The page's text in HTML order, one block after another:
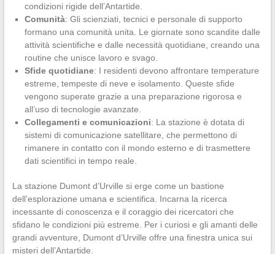
condizioni rigide dell’Antartide.
Comunità: Gli scienziati, tecnici e personale di supporto
formano una comunità unita. Le giornate sono scandite dalle
attività scientifiche e dalle necessità quotidiane, creando una
routine che unisce lavoro e svago.
Sfide quotidiane: I residenti devono affrontare temperature
estreme, tempeste di neve e isolamento. Queste sfide
vengono superate grazie a una preparazione rigorosa e
all’uso di tecnologie avanzate.
Collegamenti e comunicazioni: La stazione è dotata di
sistemi di comunicazione satellitare, che permettono di
rimanere in contatto con il mondo esterno e di trasmettere
dati scientifici in tempo reale.
La stazione Dumont d’Urville si erge come un bastione
dell’esplorazione umana e scientifica. Incarna la ricerca
incessante di conoscenza e il coraggio dei ricercatori che
sfidano le condizioni più estreme. Per i curiosi e gli amanti delle
grandi avventure, Dumont d’Urville offre una finestra unica sui
misteri dell’Antartide.